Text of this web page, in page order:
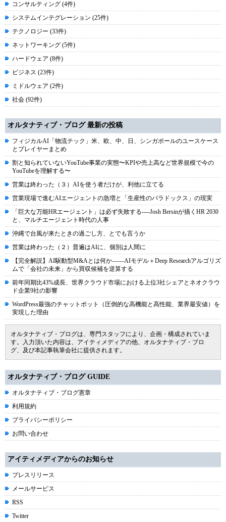
コンサルティング (4件)
システムインテグレーション (25件)
テクノロジー (33件)
ネットワーキング (5件)
ハードウェア (8件)
ビジネス (23件)
ミドルウェア (2件)
社会 (92件)
オルタナティブ・ブログ 最新の投稿
フィジカルAI「物流テック」米、欧、中、日、シンガポールのユースケース
とプレイヤーまとめ
割と知られていないYouTube事業の実態〜KPIや売上高など世界規模で今の
YouTubeを理解する〜
営業は終わった（３）AIを使う者だけが、利他に立てる
営業現場で進むAIエージェントの急増と「生産性のパラドックス」の現実
「巨大な万能HRエージェント」は必ず失敗する----Josh Bersinが描くHR 2030
と、マルチエージェント時代の人事
沖縄で台風が来たときの過ごし方、とでも言うか
営業は終わった（２）普遍はAIに、個別は人間に
【完全解説】AI駆動型M&Aとは何か――AIモデル＋Deep Researchアルゴリズ
ムで「会社の未来」から買収候補を逆算する
前年同期比43%成長、世界クラウド市場における上位3社シェアとネオクラウ
ド企業9社の影響
WordPress最強のチャットボット（圧倒的な高機能と高性能、業界最安値）を
実現した理由
オルタナティブ・ブログは、専門スタッフにより、企画・構成されていま
す。入力頂いた内容は、アイティメディアの他、オルタナティブ・ブロ
グ、及び本記事執筆会社に提供されます。
オルタナティブ・ブログ GUIDE
オルタナティブ・ブログ憲章
利用規約
プライバシーポリシー
お問い合わせ
アイティメディアからのお知らせ
プレスリリース
メールサービス
RSS
Twitter